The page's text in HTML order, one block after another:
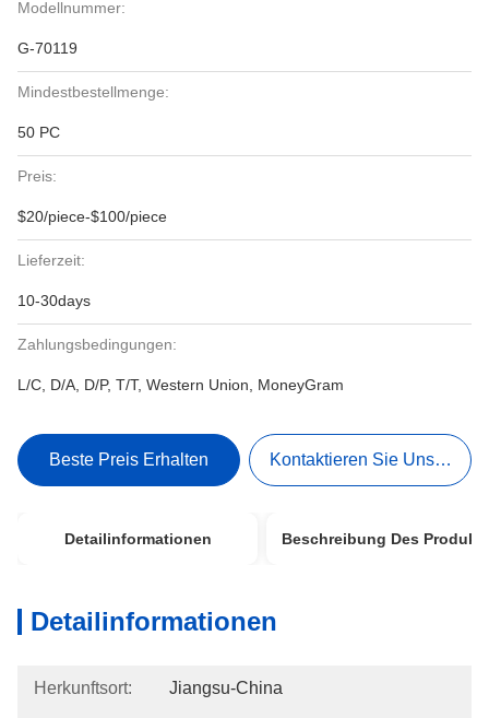
Modellnummer:
G-70119
Mindestbestellmenge:
50 PC
Preis:
$20/piece-$100/piece
Lieferzeit:
10-30days
Zahlungsbedingungen:
L/C, D/A, D/P, T/T, Western Union, MoneyGram
Beste Preis Erhalten Kontaktieren Sie Uns Jetzt
Detailinformationen Beschreibung Des
Detailinformationen
Herkunftsort: Jiangsu-China